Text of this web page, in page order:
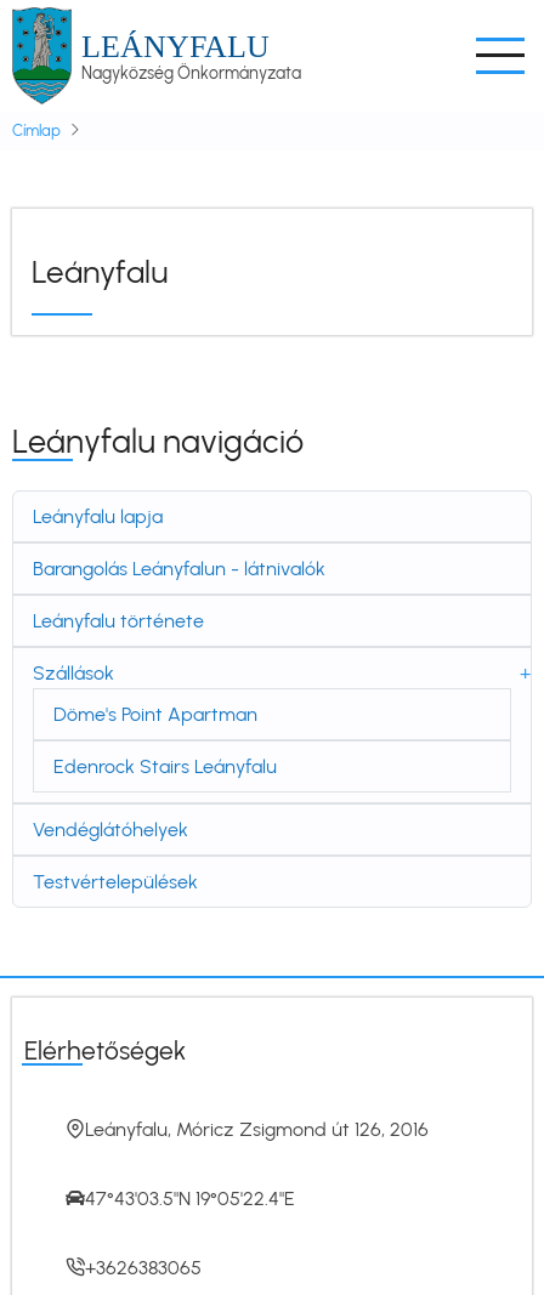
Ugrás
tartalomra
LEÁNYFALU
Nagyközség Önkormányzata
Címlap
Leányfalu
Leányfalu navigáció
Leányfalu lapja
Barangolás Leányfalun - látnivalók
Leányfalu története
Szállások
Döme's Point Apartman
Edenrock Stairs Leányfalu
Vendéglátóhelyek
Testvértelepülések
Elérhetőségek
Leányfalu, Móricz Zsigmond út 126, 2016
47°43'03.5"N 19°05'22.4"E
+3626383065